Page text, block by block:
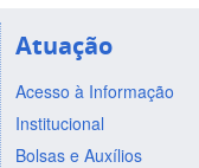
Atuação
Acesso à Informação
Institucional
Bolsas e Auxílios